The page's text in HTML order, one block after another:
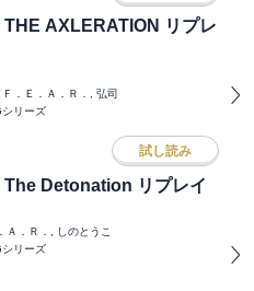
AXLERATION リプレ
．Ｅ．Ａ．Ｒ．, 弘司
リーズ
試し読み
The Detonation リプレイ
Ａ．Ｒ．, しのとうこ
シリーズ